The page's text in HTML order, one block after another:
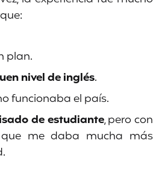
plan.
nivel de inglés.
funcionaba el país.
de estudiante, pero con
me daba mucha más